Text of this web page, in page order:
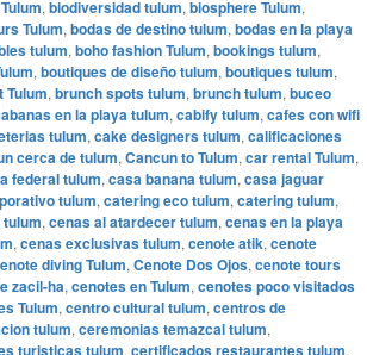
, biodiversidad tulum, biosphere Tulum,
Tulum, bodas de destino tulum, bodas en la playa
tulum, boho fashion Tulum, bookings tulum,
, boutiques de diseño tulum, boutiques tulum,
Tulum, brunch spots tulum, brunch tulum, buceo
en la playa tulum, cabify tulum, cafes con wifi
tulum, cake designers tulum, calificaciones
cerca de tulum, Cancun to Tulum, car rental Tulum,
federal tulum, casa banana tulum, casa jaguar
tulum, catering eco tulum, catering tulum,
, cenas al atardecer tulum, cenas en la playa
, cenas exclusivas tulum, cenote atik, cenote
diving Tulum, Cenote Dos Ojos, cenote tours
zacil-ha, cenotes en Tulum, cenotes poco visitados
Tulum, centro cultural tulum, centros de
tulum, ceremonias temazcal tulum,
turisticas tulum, certificados restaurantes tulum,